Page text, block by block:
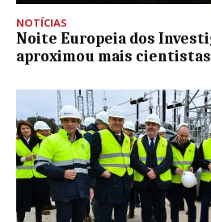
NOTÍCIAS
Noite Europeia dos
aproximou mais cientistas